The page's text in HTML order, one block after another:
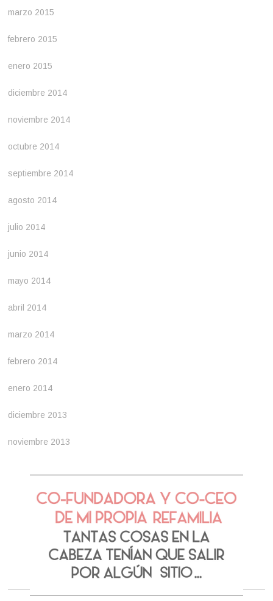
marzo 2015
febrero 2015
enero 2015
diciembre 2014
noviembre 2014
octubre 2014
septiembre 2014
agosto 2014
julio 2014
junio 2014
mayo 2014
abril 2014
marzo 2014
febrero 2014
enero 2014
diciembre 2013
noviembre 2013